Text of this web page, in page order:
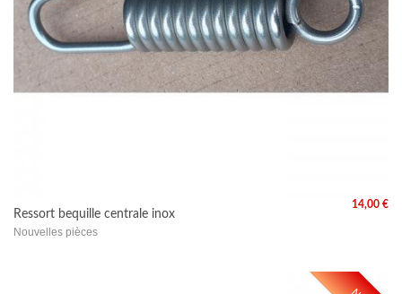
Ressort bequille centrale inox
Nouvelles pièces
14,00 €